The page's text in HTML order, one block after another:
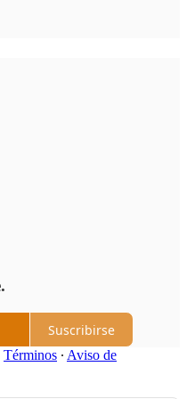
Suscribirse
Términos ∙ Aviso de